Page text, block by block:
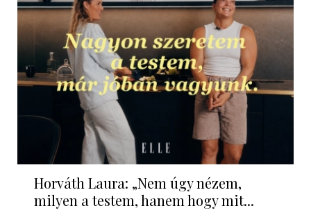
Horváth Laura: „Nem úgy nézem,
milyen a testem, hanem hogy mit...